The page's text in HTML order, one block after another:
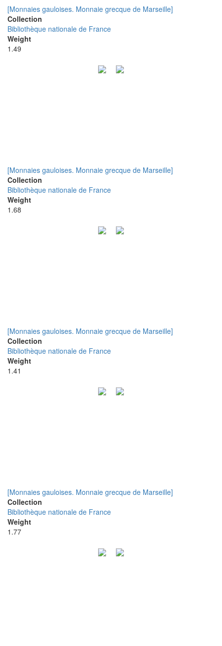
[Monnaies gauloises. Monnaie grecque de Marseille]
Collection
Bibliothèque nationale de France
Weight
1.49
[Monnaies gauloises. Monnaie grecque de Marseille]
Collection
Bibliothèque nationale de France
Weight
1.68
[Monnaies gauloises. Monnaie grecque de Marseille]
Collection
Bibliothèque nationale de France
Weight
1.41
[Monnaies gauloises. Monnaie grecque de Marseille]
Collection
Bibliothèque nationale de France
Weight
1.77